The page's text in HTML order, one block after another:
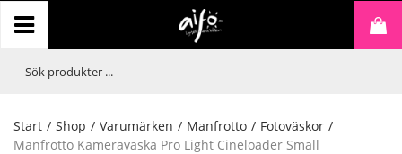
Start / Shop / Varumärken / Manfrotto / Fotoväskor /
Manfrotto Kameraväska Pro Light Cineloader Small